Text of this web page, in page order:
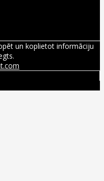
un koplietot informāciju